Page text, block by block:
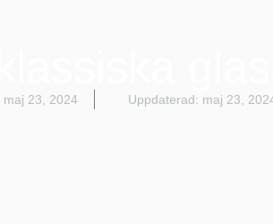
maj 23, 2024 Uppdaterad: maj 23,